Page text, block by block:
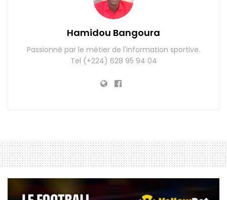
Hamidou Bangoura
Passionné par le métier de l'information sportive.
Tel (+224) 628 95 94 04